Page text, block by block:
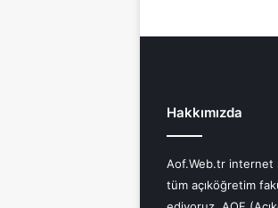
Hakkımızda
Aof.Web.tr internet
tüm açıköğretim